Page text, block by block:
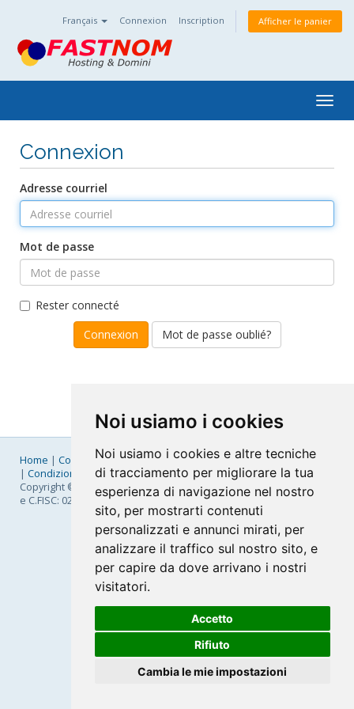
Noi usiamo i cookies
Noi usiamo i cookies e altre tecniche
di tracciamento per migliorare la tua
esperienza di navigazione nel nostro
sito, per mostrarti contenuti
personalizzati e annunci mirati, per
analizzare il traffico sul nostro sito, e
per capire da dove arrivano i nostri
visitatori.
Accetto
Rifiuto
Cambia le mie impostazioni
Français Connexion Inscription Afficher le panier
Connexion
Adresse courriel
Mot de passe
Rester connecté
Mot de passe oublié?
Home | Company|Listino Prezzi|Pagamenti|SLA |Privacy
| Condizioni Generali|Fatturazione Elettronica |Mappa
Copyright © 2026 FastNom Planetel S.p.A. - Divisione .Cloud - P.IVA
e C.FISC: 02831630161